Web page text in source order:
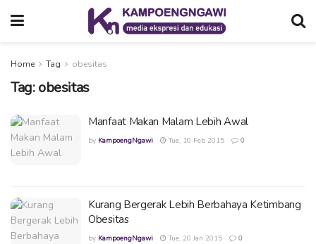
Home Tag obesitas
Tag:obesitas
Manfaat Makan Malam Lebih Awal
by KampoengNgawi Tue, 10 Feb 2015 0
Kurang Bergerak Lebih Berbahaya Ketimbang
Obesitas
by KampoengNgawi Tue, 20 Jan 2015 0